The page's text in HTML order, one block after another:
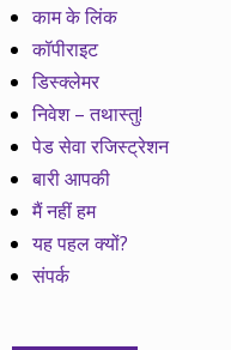
काम के लिंक
कॉपीराइट
डिस्क्लेमर
निवेश – तथास्तु!
पेड सेवा रजिस्ट्रेशन
बारी आपकी
मैं नहीं हम
यह पहल क्यों?
संपर्क